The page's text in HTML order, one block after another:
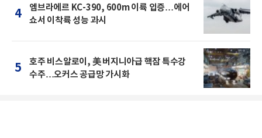
4
엠브라에르 KC-390, 600m 이륙 입증…에어
쇼서 이착륙 성능 과시
5
호주 비스알로이, 美 버지니아급 핵잠 특수강
수주…오커스 공급망 가시화